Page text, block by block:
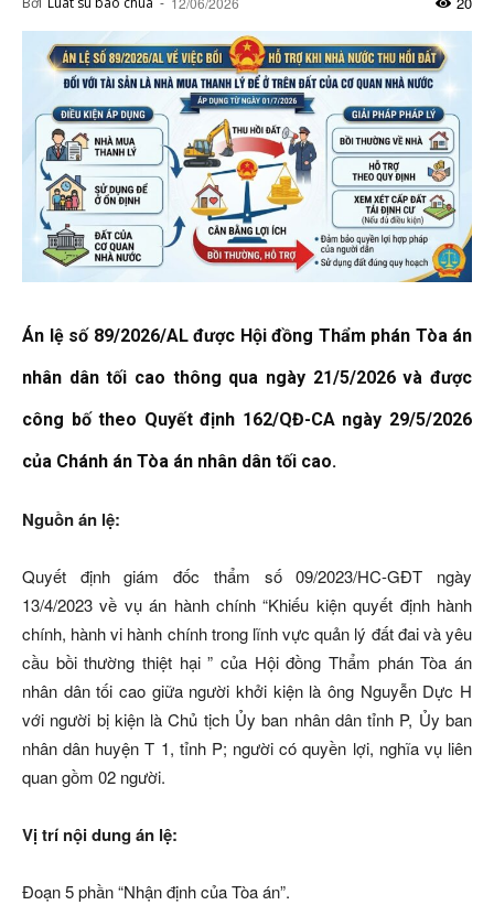
Án lệ số 89/2026/AL được Hội đồng Thẩm phán Tòa án
nhân dân tối cao thông qua ngày 21/5/2026 và được
công bố theo Quyết định 162/QĐ-CA ngày 29/5/2026
của Chánh án Tòa án nhân dân tối cao.
Nguồn án lệ:
Quyết định giám đốc thẩm số 09/2023/HC-GĐT ngày
13/4/2023 về vụ án hành chính “Khiếu kiện quyết định hành
chính, hành vi hành chính trong lĩnh vực quản lý đất đai và yêu
cầu bồi thường thiệt hại ” của Hội đồng Thẩm phán Tòa án
nhân dân tối cao giữa người khởi kiện là ông Nguyễn Dực H
với người bị kiện là Chủ tịch Ủy ban nhân dân tỉnh P, Ủy ban
nhân dân huyện T 1, tỉnh P; người có quyền lợi, nghĩa vụ liên
quan gồm 02 người.
Vị trí nội dung án lệ:
Đoạn 5 phần “Nhận định của Tòa án”.